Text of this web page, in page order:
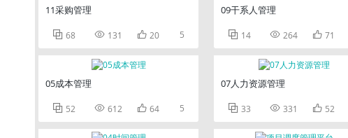
11采购管理
 68  131  20 5
05成本管理
 52  612  64 5
09干系人管理
 14  264  71
07人力资源管理
 33  331  52